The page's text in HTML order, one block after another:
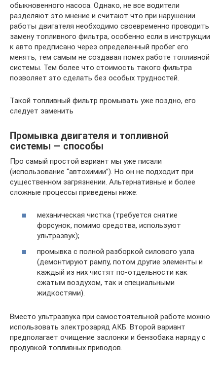
обыкновенного насоса. Однако, не все водители
разделяют это мнение и считают что при нарушении
работы двигателя необходимо своевременно проводить
замену топливного фильтра, особенно если в инструкции
к авто предписано через определенный пробег его
менять, тем самым не создавая помех работе топливной
системы. Тем более что стоимость такого фильтра
позволяет это сделать без особых трудностей.
Такой топливный фильтр промывать уже поздно, его
следует заменить
Промывка двигателя и топливной
системы — способы
Про самый простой вариант мы уже писали
(использование “автохимии”). Но он не подходит при
существенном загрязнении. Альтернативные и более
сложные процессы приведены ниже:
механическая чистка (требуется снятие
форсунок, помимо средства, используют
ультразвук);
промывка с полной разборкой силового узла
(демонтируют рампу, потом другие элементы и
каждый из них чистят по-отдельности как
сжатым воздухом, так и специальными
жидкостями).
Вместо ультразвука при самостоятельной работе можно
использовать электрозаряд АКБ. Второй вариант
предполагает очищение заслонки и бензобака наряду с
продувкой топливных приводов.